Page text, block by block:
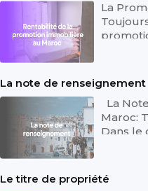
La
La note de renseignement
La
Maroc:
Dans le
Le titre de propriété